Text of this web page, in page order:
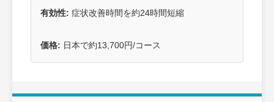
有効性: 症状改善時間を約24時間短縮
価格: 日本で約13,700円/コース